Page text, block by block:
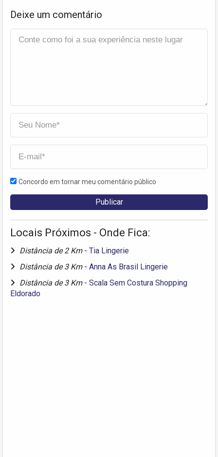
Deixe um comentário
Concordo em tornar meu comentário público
Locais Próximos - Onde Fica:
Distância de 2 Km - Tia Lingerie
Distância de 3 Km - Anna As Brasil Lingerie
Distância de 3 Km - Scala Sem Costura Shopping
Eldorado